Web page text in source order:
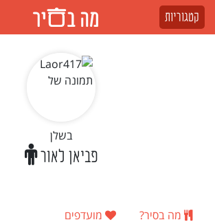
קטגוריות
בשלן
פביאן לאור
מה בסיר? מועדפים